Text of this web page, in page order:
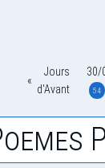
Jours
d'Avant
30/
54